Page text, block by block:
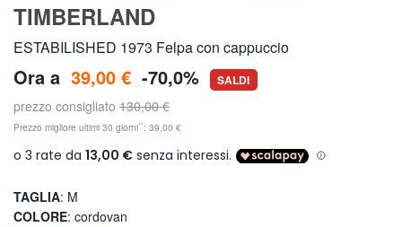
TIMBERLAND
ESTABILISHED 1973 Felpa con cappuccio
Ora a 39,00 € -70,0% SALDI
prezzo consigliato 130,00 €
Prezzo migliore ultimi 30 giorni**: 39,00 €
TAGLIA: M
COLORE: cordovan